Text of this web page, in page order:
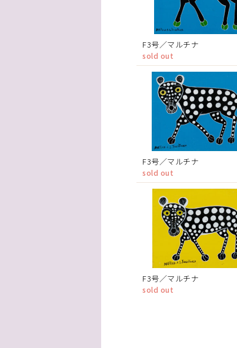
F3号／マルチナ
sold out
F3号／マルチナ
sold out
F3号／マルチナ
sold out